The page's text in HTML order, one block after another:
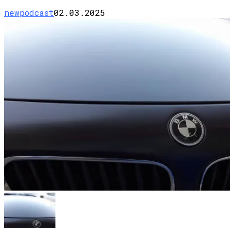
newpodcast02.03.2025